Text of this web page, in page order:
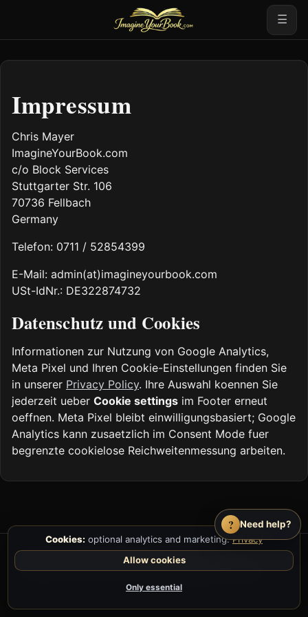
☰
Impressum
Chris Mayer
ImagineYourBook.com
c/o Block Services
Stuttgarter Str. 106
70736 Fellbach
Germany
Telefon: 0711 / 52854399
E-Mail: admin(at)imagineyourbook.com
USt-IdNr.: DE322874732
Datenschutz und Cookies
Informationen zur Nutzung von Google Analytics,
Meta Pixel und Ihren Cookie-Einstellungen finden Sie
in unserer Privacy Policy. Ihre Auswahl koennen Sie
jederzeit ueber Cookie settings im Footer erneut
oeffnen. Meta Pixel bleibt einwilligungsbasiert; Google
Analytics kann zusaetzlich im Consent Mode fuer
begrenzte cookielose Reichweitenmessung arbeiten.
© 2026 ImagineYourBook.com
Book Generators·Earn 25% as an Affiliate
Impressum·Terms·Privacy·Cookie settings·Feedback
?
Need help?
Cookies: optional analytics and marketing.Privacy
Allow cookies
Only essential